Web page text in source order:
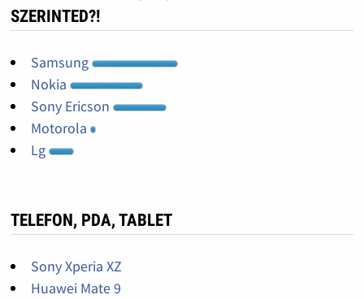
SZERINTED?!
Samsung
Nokia
Sony Ericson
Motorola
Lg
TELEFON, PDA, TABLET
Sony Xperia XZ
Huawei Mate 9